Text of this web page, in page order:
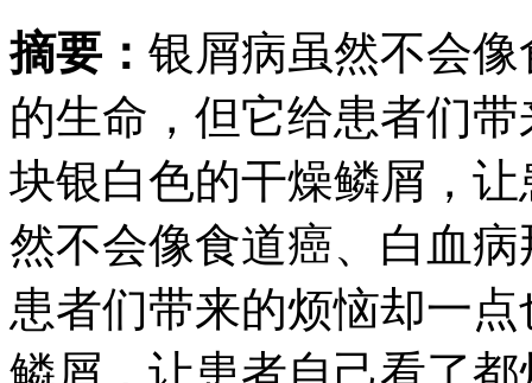
摘要： 银屑病虽然不会
的生命，但它给患者们
块银白色的干燥鳞屑，
然不会像食道癌、白血
患者们带来的烦恼却一
鳞屑，让患者自己看了